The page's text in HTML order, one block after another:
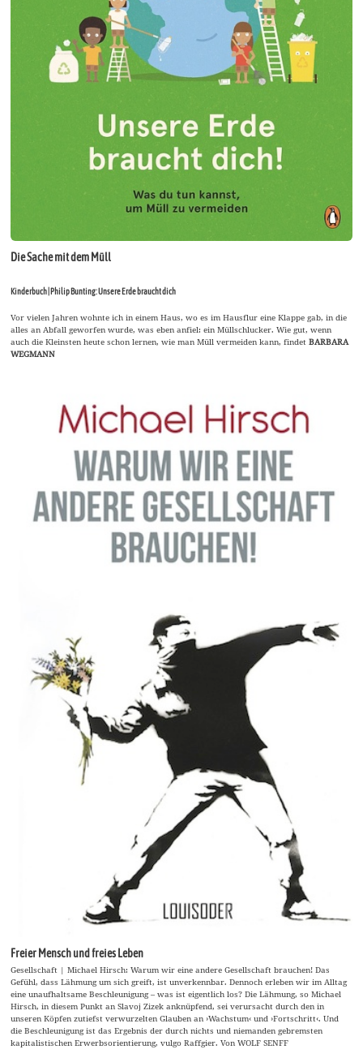
Die Sache mit dem Müll
Kinderbuch | Philip Bunting: Unsere Erde braucht dich
Vor vielen Jahren wohnte ich in einem Haus, wo es im Hausflur eine Klappe gab, in die
alles an Abfall geworfen wurde, was eben anfiel: ein Müllschlucker. Wie gut, wenn
auch die Kleinsten heute schon lernen, wie man Müll vermeiden kann, findetBARBARA
WEGMANN
Freier Mensch und freies Leben
Gesellschaft | Michael Hirsch: Warum wir eine andere Gesellschaft brauchen! Das
Gefühl, dass Lähmung um sich greift, ist unverkennbar. Dennoch erleben wir im Alltag
eine unaufhaltsame Beschleunigung – was ist eigentlich los? Die Lähmung, so Michael
Hirsch, in diesem Punkt an Slavoj Zizek anknüpfend, sei verursacht durch den in
unseren Köpfen zutiefst verwurzelten Glauben an ›Wachstum‹ und ›Fortschritt‹. Und
die Beschleunigung ist das Ergebnis der durch nichts und niemanden gebremsten
kapitalistischen Erwerbsorientierung, vulgo Raffgier. Von WOLF SENFF